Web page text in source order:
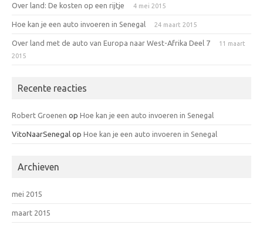
Over land: De kosten op een rijtje 4 mei 2015
Hoe kan je een auto invoeren in Senegal 24 maart 2015
Over land met de auto van Europa naar West-Afrika Deel 7
11 maart
2015
Recente reacties
Robert Groenen op Hoe kan je een auto invoeren in Senegal
VitoNaarSenegal op Hoe kan je een auto invoeren in Senegal
Archieven
mei 2015
maart 2015